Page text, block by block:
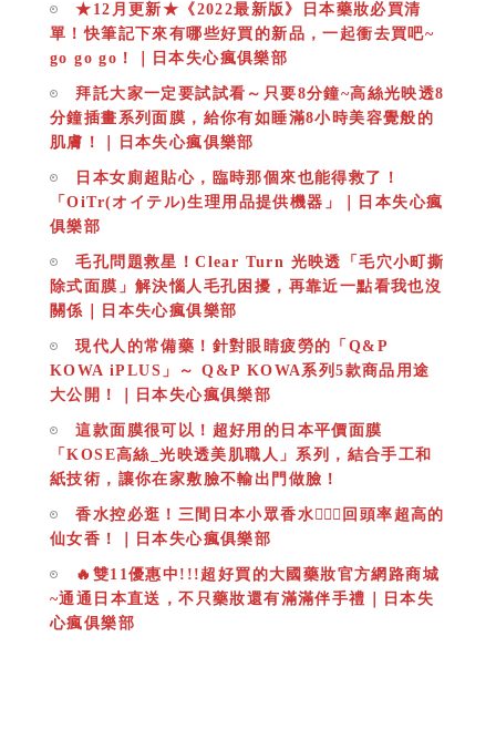
★12月更新★《2022最新版》日本藥妝必買清
單！快筆記下來有哪些好買的新品，一起衝去買吧~
go go go！｜日本失心瘋俱樂部
拜託大家一定要試試看～只要8分鐘~高絲光映透8
分鐘插畫系列面膜，給你有如睡滿8小時美容覺般的
肌膚！｜日本失心瘋俱樂部
日本女廁超貼心，臨時那個來也能得救了！
「OiTr(オイテル)生理用品提供機器」｜日本失心瘋
俱樂部
毛孔問題救星！Clear Turn 光映透「毛穴小町撕
除式面膜」解決惱人毛孔困擾，再靠近一點看我也沒
關係｜日本失心瘋俱樂部
現代人的常備藥！針對眼睛疲勞的「Q&P
KOWA iPLUS」～ Q&P KOWA系列5款商品用途
大公開！｜日本失心瘋俱樂部
這款面膜很可以！超好用的日本平價面膜
「KOSE高絲_光映透美肌職人」系列，結合手工和
紙技術，讓你在家敷臉不輸出門做臉！
香水控必逛！三間日本小眾香水🧚🏻‍♀️回頭率超高的
仙女香！｜日本失心瘋俱樂部
🔥雙11優惠中!!!超好買的大國藥妝官方網路商城
~通通日本直送，不只藥妝還有滿滿伴手禮｜日本失
心瘋俱樂部